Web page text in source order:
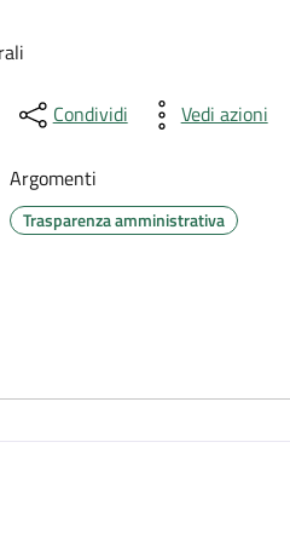
Condividi Vedi azioni
Argomenti
Trasparenza amministrativa